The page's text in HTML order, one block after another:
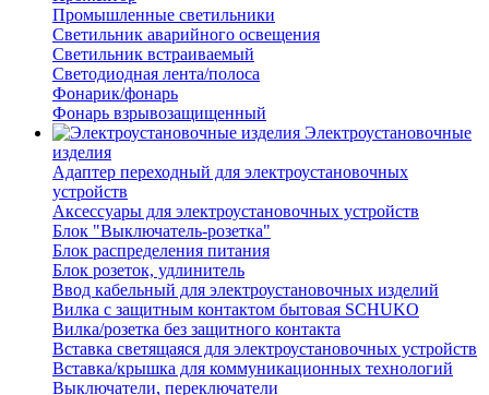
Промышленные светильники
Светильник аварийного освещения
Светильник встраиваемый
Светодиодная лента/полоса
Фонарик/фонарь
Фонарь взрывозащищенный
Электроустановочные
изделия
Адаптер переходный для электроустановочных
устройств
Аксессуары для электроустановочных устройств
Блок "Выключатель-розетка"
Блок распределения питания
Блок розеток, удлинитель
Ввод кабельный для электроустановочных изделий
Вилка с защитным контактом бытовая SCHUKO
Вилка/розетка без защитного контакта
Вставка светящаяся для электроустановочных устройств
Вставка/крышка для коммуникационных технологий
Выключатели, переключатели